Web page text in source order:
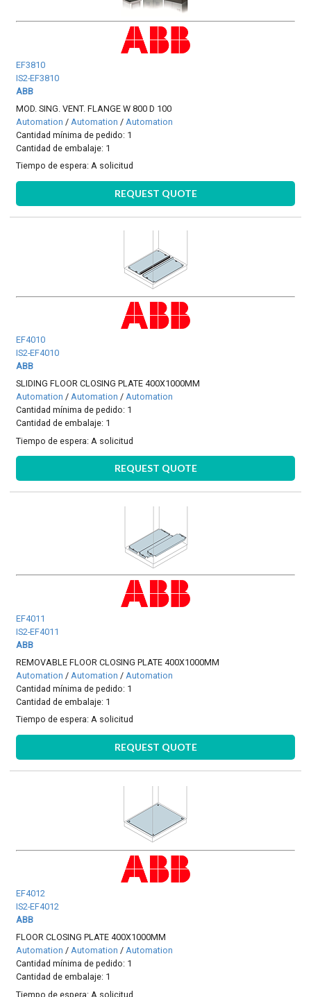
EF3810
IS2-EF3810
ABB
MOD. SING. VENT. FLANGE W 800 D 100
Automation /Automation /Automation
Cantidad mínima de pedido: 1
Cantidad de embalaje: 1
Tiempo de espera:A solicitud
REQUEST QUOTE
EF4010
IS2-EF4010
ABB
SLIDING FLOOR CLOSING PLATE 400X1000MM
Automation /Automation /Automation
Cantidad mínima de pedido: 1
Cantidad de embalaje: 1
Tiempo de espera: A solicitud
REQUEST QUOTE
EF4011
IS2-EF4011
ABB
REMOVABLE FLOOR CLOSING PLATE 400X1000MM
Automation / Automation / Automation
Cantidad mínima de pedido: 1
Cantidad de embalaje: 1
Tiempo de espera:A solicitud
REQUEST QUOTE
EF4012
IS2-EF4012
ABB
FLOOR CLOSING PLATE 400X1000MM
Automation /Automation /Automation
Cantidad mínima de pedido: 1
Cantidad de embalaje: 1
Tiempo de espera: A solicitud